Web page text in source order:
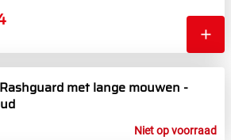
met lange mouwen -
Niet op voorraad